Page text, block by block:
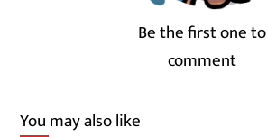
Be the first one to
comment
You may also like